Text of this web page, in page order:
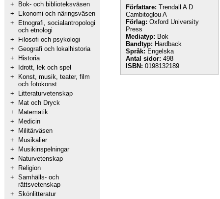
+
Bok- och biblioteksväsen
+
Ekonomi och näringsväsen
+
Etnografi, socialantropologi
och etnologi
+
Filosofi och psykologi
+ Geografi och lokalhistoria
+
Historia
+
Idrott, lek och spel
+
Konst, musik, teater, film
och fotokonst
+
Litteraturvetenskap
+
Mat och Dryck
+
Matematik
+
Medicin
+
Militärväsen
+
Musikalier
+
Musikinspelningar
+
Naturvetenskap
+
Religion
+ Samhälls- och
rättsvetenskap
+ Skönlitteratur
Författare: Trendall A D
Cambitoglou A
Förlag: Oxford University
Press
Mediatyp: Bok
Bandtyp: Hardback
Språk: Engelska
Antal sidor: 498
ISBN: 0198132189